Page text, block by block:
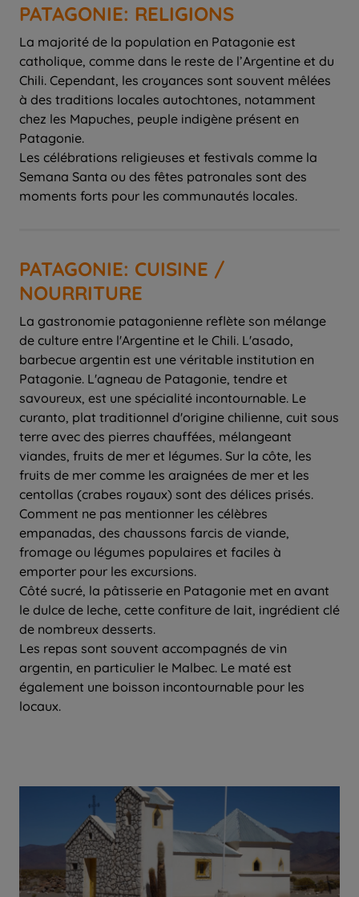
PATAGONIE: RELIGIONS
La majorité de la population en Patagonie est
catholique, comme dans le reste de l’Argentine et du
Chili. Cependant, les croyances sont souvent mêlées
à des traditions locales autochtones, notamment
chez les Mapuches, peuple indigène présent en
Patagonie.
Les célébrations religieuses et festivals comme la
Semana Santa ou des fêtes patronales sont des
moments forts pour les communautés locales.
PATAGONIE: CUISINE /
NOURRITURE
La gastronomie patagonienne reflète son mélange
de culture entre l'Argentine et le Chili. L'asado,
barbecue argentin est une véritable institution en
Patagonie. L'agneau de Patagonie, tendre et
savoureux, est une spécialité incontournable. Le
curanto, plat traditionnel d'origine chilienne, cuit sous
terre avec des pierres chauffées, mélangeant
viandes, fruits de mer et légumes. Sur la côte, les
fruits de mer comme les araignées de mer et les
centollas (crabes royaux) sont des délices prisés.
Comment ne pas mentionner les célèbres
empanadas, des chaussons farcis de viande,
fromage ou légumes populaires et faciles à
emporter pour les excursions.
Côté sucré, la pâtisserie en Patagonie met en avant
le dulce de leche, cette confiture de lait, ingrédient clé
de nombreux desserts.
Les repas sont souvent accompagnés de vin
argentin, en particulier le Malbec. Le maté est
également une boisson incontournable pour les
locaux.